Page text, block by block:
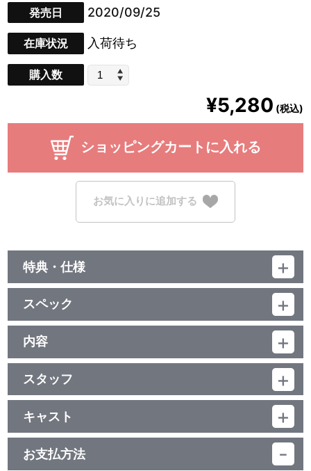
発売日 2020/09/25
在庫状況 入荷待ち
購入数
¥5,280 (税込)
ショッピングカートに入れる
お気に入りに追加する
特典・仕様
映像特典
・特報
・特報2
・劇場予告編
・TV SPOT
・のん＆岩井七世 スペシャルインタビュー＆アフレコ映像
・ノンクレジットエンディング
特典
スペック
品番：BCXA-1496
ジャンル：劇場公開アニメ
（本編168分+特典14分）／ﾄﾞﾙﾋﾞｰTrueHD（5.1ch）･ﾘﾆｱPCM（ｽﾃﾚ
ｵ）／AVC／BD50G／16:9<1080p High Definition>・一部
16:9<1080i High Definition>／ﾊﾞﾘｱﾌﾘｰ日本語字幕付（ON･OFF可
能）／カラー／確182分／1巻
内容
制作年度：2019年
【収録内容】
広島県呉に嫁いだすずは、夫・周作とその家族に囲まれて、新た
な生活を始める。昭和19年、日本が戦争のただ中にあった頃だ。戦
況が悪化し、生活は困難を極めるが、すずは工夫を重ね日々の暮ら
しを紡いでいく。
ある日、迷い込んだ遊郭でリンと出会う。境遇は異なるが呉で初
めて出会った同世代の女性に心通わせていくすず。しかしその中
スタッフ
原作：こうの史代『この世界の片隅に』（双葉社刊）／企画：丸山
正雄／監督補・画面構成：浦谷千恵／キャラクターデザイン・作画
監督：松原秀典／音楽：コトリンゴ／プロデューサー：真木太郎／
監督・脚本：片渕須直／製作統括：GENCO／アニメーション制
作：MAPPA／製作：2019「この世界の片隅に」製作委員会
キャスト
北條すず：のん／北條周作：細谷佳正／黒村晴美：稲葉菜月／黒村
径子：尾身美詞／水原 哲：小野大輔／浦野すみ：潘 めぐみ／白木
リン：岩井七世／北條円太郎：牛山 茂／北條サン：新谷真弓／テ
お支払方法